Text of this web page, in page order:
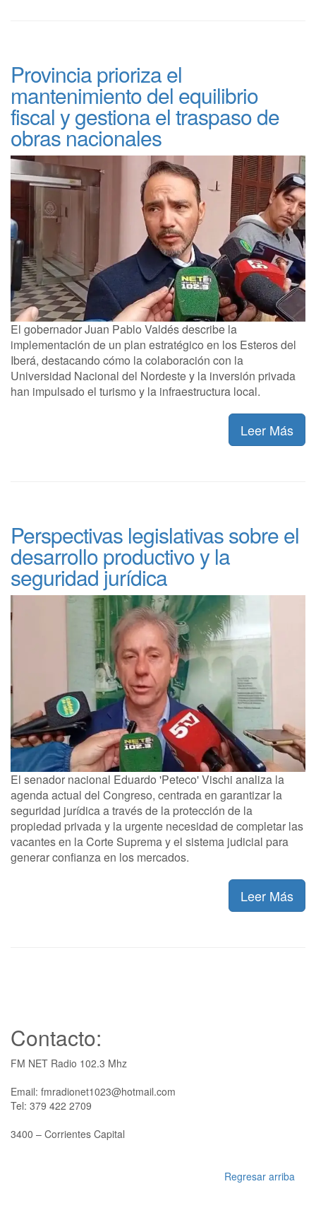
Provincia prioriza el
mantenimiento del equilibrio
fiscal y gestiona el traspaso de
obras nacionales
El gobernador Juan Pablo Valdés describe la
implementación de un plan estratégico en los Esteros del
Iberá, destacando cómo la colaboración con la
Universidad Nacional del Nordeste y la inversión privada
han impulsado el turismo y la infraestructura local.
Leer Más
Perspectivas legislativas sobre el
desarrollo productivo y la
seguridad jurídica
El senador nacional Eduardo 'Peteco' Vischi analiza la
agenda actual del Congreso, centrada en garantizar la
seguridad jurídica a través de la protección de la
propiedad privada y la urgente necesidad de completar las
vacantes en la Corte Suprema y el sistema judicial para
generar confianza en los mercados.
Leer Más
Contacto:
FM NET Radio 102.3 Mhz
Email: fmradionet1023@hotmail.com
Tel: 379 422 2709
3400 – Corrientes Capital
Regresar arriba